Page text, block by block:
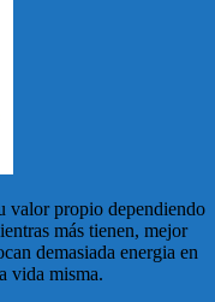
valor propio dependiendo
más tienen, mejor
demasiada energia en
vida misma.